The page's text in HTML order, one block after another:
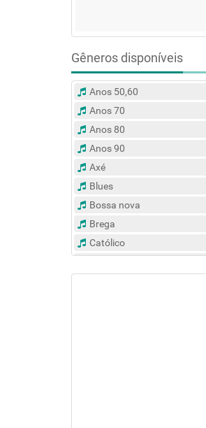
Gêneros disponíveis
Anos 50,60
Anos 70
Anos 80
Anos 90
Axé
Blues
Bossa nova
Brega
Católico